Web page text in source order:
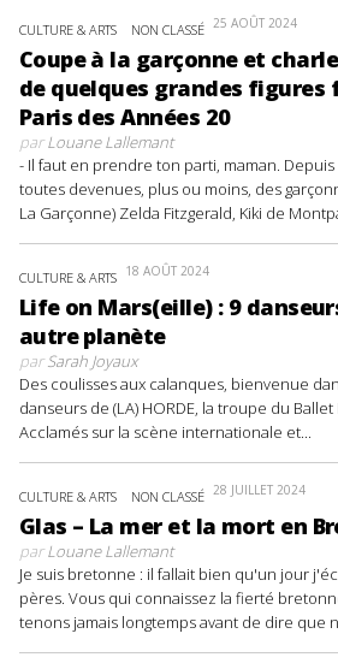
CULTURE & ARTS NON CLASSÉ 25 AOÛT 2024
Coupe à la garçonne et
de quelques grandes figures
Paris des Années 20
parLouane Lallemant
- Il faut en prendre ton parti, maman.
toutes devenues, plus ou moins, des
La Garçonne) Zelda Fitzgerald, Kiki de
CULTURE & ARTS 18 AOÛT 2024
Life on Mars(eille) : 9
autre planète
parSarah Joyaux
Des coulisses aux calanques, bienvenue
danseurs de (LA) HORDE, la troupe du
Acclamés sur la scène internationale et...
CULTURE & ARTS NON CLASSÉ 28 JUILLET 2024
Glas – La mer et la mort en
parLouane Lallemant
Je suis bretonne : il fallait bien qu'un jour
pères. Vous qui connaissez la fierté
tenons jamais longtemps avant de dire que